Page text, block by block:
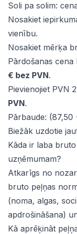
Soli pa solim:
Nosakiet
vienību.
Nosakiet mērķa
Pārdošanas
€ bez PVN.
Pievienojiet PVN
PVN.
Pārbaude:
Biežāk uzdotie
Kāda ir laba
uzņēmumam?
Atkarīgs no
bruto peļņas
(noma, algas,
apdrošināšana)
Kā aprēķināt